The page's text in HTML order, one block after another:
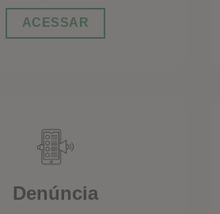
ACESSAR
Denúncia